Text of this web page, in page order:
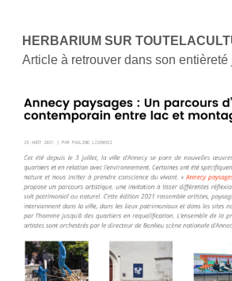
HERBARIUM SUR
Article à retrouver dans son entièreté